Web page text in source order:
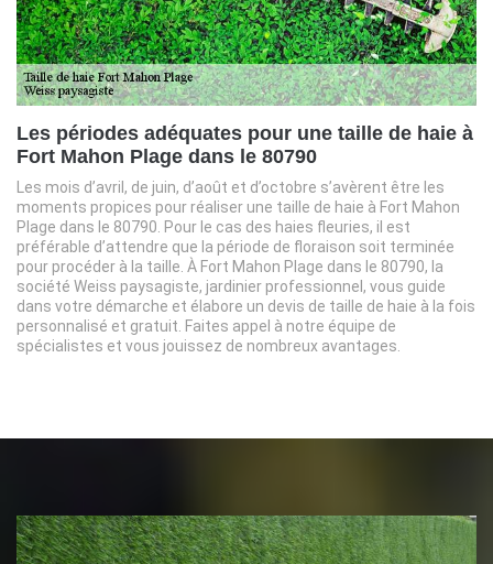
Les périodes adéquates pour une taille de haie à
Fort Mahon Plage dans le 80790
Les mois d’avril, de juin, d’août et d’octobre s’avèrent être les
moments propices pour réaliser une taille de haie à Fort Mahon
Plage dans le 80790. Pour le cas des haies fleuries, il est
préférable d’attendre que la période de floraison soit terminée
pour procéder à la taille. À Fort Mahon Plage dans le 80790, la
société Weiss paysagiste, jardinier professionnel, vous guide
dans votre démarche et élabore un devis de taille de haie à la fois
personnalisé et gratuit. Faites appel à notre équipe de
spécialistes et vous jouissez de nombreux avantages.